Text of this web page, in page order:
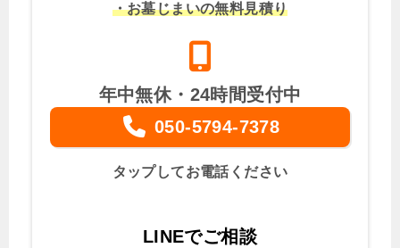
・お墓じまいの無料見積り
年中無休・24時間受付中
050-5794-7378
タップしてお電話ください
LINEでご相談